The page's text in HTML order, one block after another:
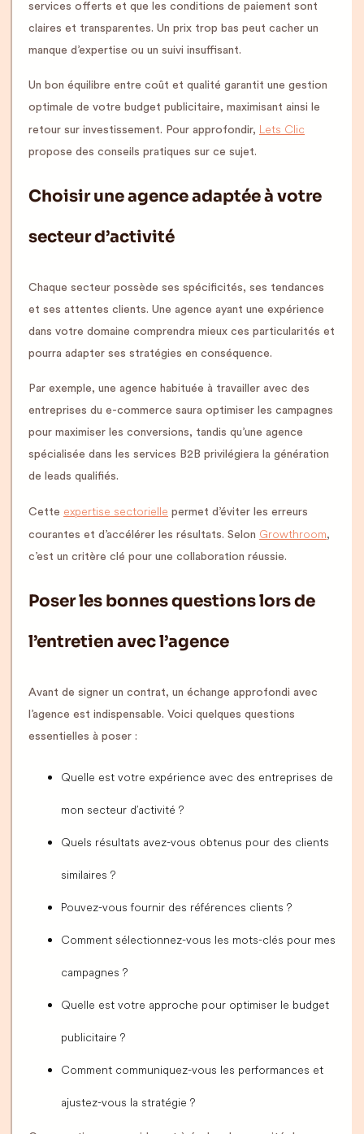
services offerts et que les conditions de paiement sont
claires et transparentes. Un prix trop bas peut cacher un
manque d’expertise ou un suivi insuffisant.
Un bon équilibre entre coût et qualité garantit une gestion
optimale de votre budget publicitaire, maximisant ainsi le
retour sur investissement. Pour approfondir, Lets Clic
propose des conseils pratiques sur ce sujet.
Choisir une agence adaptée à votre
secteur d’activité
Chaque secteur possède ses spécificités, ses tendances
et ses attentes clients. Une agence ayant une expérience
dans votre domaine comprendra mieux ces particularités et
pourra adapter ses stratégies en conséquence.
Par exemple, une agence habituée à travailler avec des
entreprises du e-commerce saura optimiser les campagnes
pour maximiser les conversions, tandis qu’une agence
spécialisée dans les services B2B privilégiera la génération
de leads qualifiés.
Cette expertise sectorielle permet d’éviter les erreurs
courantes et d’accélérer les résultats. Selon Growthroom,
c’est un critère clé pour une collaboration réussie.
Poser les bonnes questions lors de
l’entretien avec l’agence
Avant de signer un contrat, un échange approfondi avec
l’agence est indispensable. Voici quelques questions
essentielles à poser :
Quelle est votre expérience avec des entreprises de
mon secteur d’activité ?
Quels résultats avez-vous obtenus pour des clients
similaires ?
Pouvez-vous fournir des références clients ?
Comment sélectionnez-vous les mots-clés pour mes
campagnes ?
Quelle est votre approche pour optimiser le budget
publicitaire ?
Comment communiquez-vous les performances et
ajustez-vous la stratégie ?